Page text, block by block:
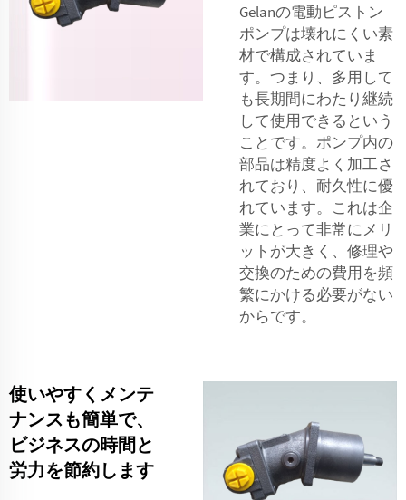
Gelanの電動ピストン
ポンプは壊れにくい素
材で構成されていま
す。つまり、多用して
も長期間にわたり継続
して使用できるという
ことです。ポンプ内の
部品は精度よく加工さ
れており、耐久性に優
れています。これは企
業にとって非常にメリ
ットが大きく、修理や
交換のための費用を頻
繁にかける必要がない
からです。
使いやすくメンテ
ナンスも簡単で、
ビジネスの時間と
労力を節約します